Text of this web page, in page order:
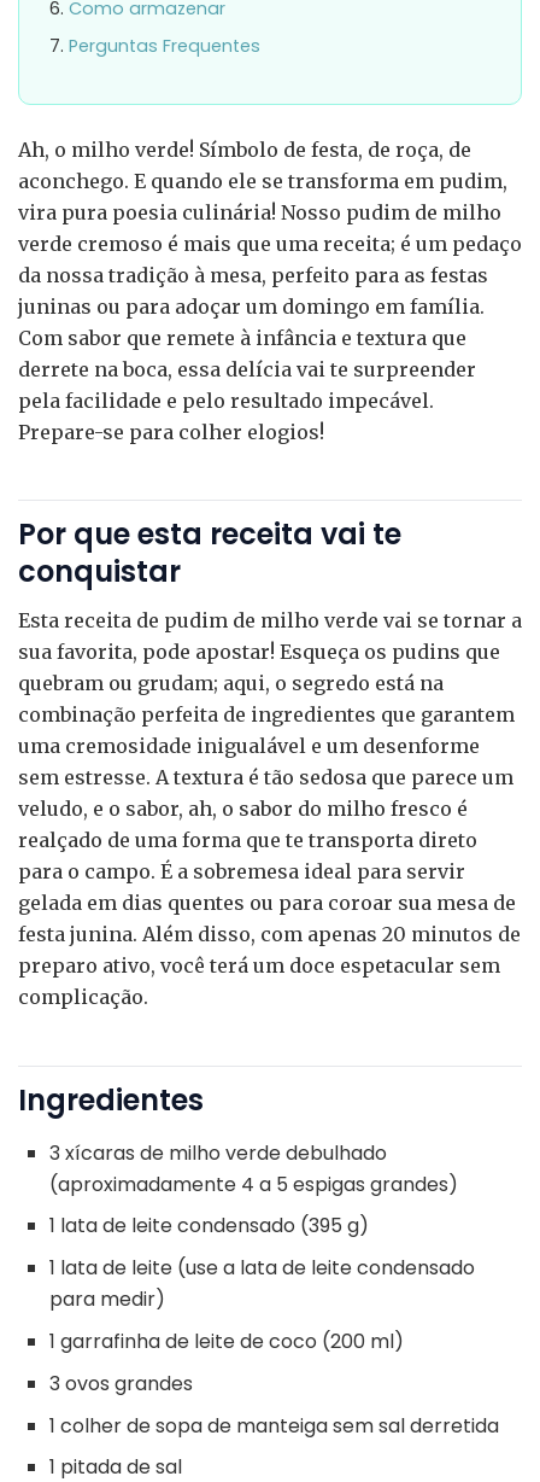
Como armazenar
Perguntas Frequentes
Ah, o milho verde! Símbolo de festa, de roça, de
aconchego. E quando ele se transforma em pudim,
vira pura poesia culinária! Nosso pudim de milho
verde cremoso é mais que uma receita; é um pedaço
da nossa tradição à mesa, perfeito para as festas
juninas ou para adoçar um domingo em família.
Com sabor que remete à infância e textura que
derrete na boca, essa delícia vai te surpreender
pela facilidade e pelo resultado impecável.
Prepare-se para colher elogios!
Por que esta receita vai te
conquistar
Esta receita de pudim de milho verde vai se tornar a
sua favorita, pode apostar! Esqueça os pudins que
quebram ou grudam; aqui, o segredo está na
combinação perfeita de ingredientes que garantem
uma cremosidade inigualável e um desenforme
sem estresse. A textura é tão sedosa que parece um
veludo, e o sabor, ah, o sabor do milho fresco é
realçado de uma forma que te transporta direto
para o campo. É a sobremesa ideal para servir
gelada em dias quentes ou para coroar sua mesa de
festa junina. Além disso, com apenas 20 minutos de
preparo ativo, você terá um doce espetacular sem
complicação.
Ingredientes
3 xícaras de milho verde debulhado
(aproximadamente 4 a 5 espigas grandes)
1 lata de leite condensado (395 g)
1 lata de leite (use a lata de leite condensado
para medir)
1 garrafinha de leite de coco (200 ml)
3 ovos grandes
1 colher de sopa de manteiga sem sal derretida
1 pitada de sal